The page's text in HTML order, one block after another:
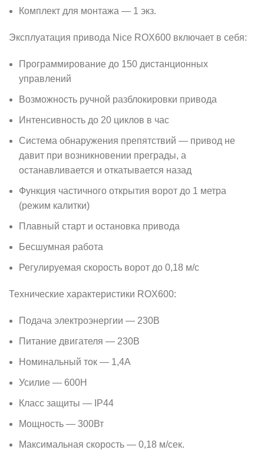
Комплект для монтажа — 1 экз.
Эксплуатация привода Nice ROX600 включает в себя:
Программирование до 150 дистанционных
управлений
Возможность ручной разблокировки привода
Интенсивность до 20 циклов в час
Система обнаружения препятствий — привод не
давит при возникновении преграды, а
останавливается и откатывается назад
Функция частичного открытия ворот до 1 метра
(режим калитки)
Плавный старт и остановка привода
Бесшумная работа
Регулируемая скорость ворот до 0,18 м/с
Технические характеристики ROX600:
Подача электроэнергии — 230В
Питание двигателя — 230В
Номинальный ток — 1,4А
Усилие — 600Н
Класс защиты — IP44
Мощность — 300Вт
Максимальная скорость — 0,18 м/сек.